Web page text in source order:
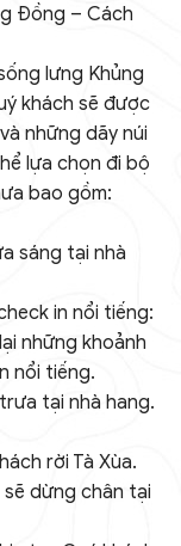
Đồng – Cách
lưng Khủng
khách sẽ được
những dãy núi
lựa chọn đi bộ
bao gồm:
sáng tại nhà
in nổi tiếng:
những khoảnh
nổi tiếng.
tại nhà hang.
rời Tà Xùa.
sẽ dừng chân tại